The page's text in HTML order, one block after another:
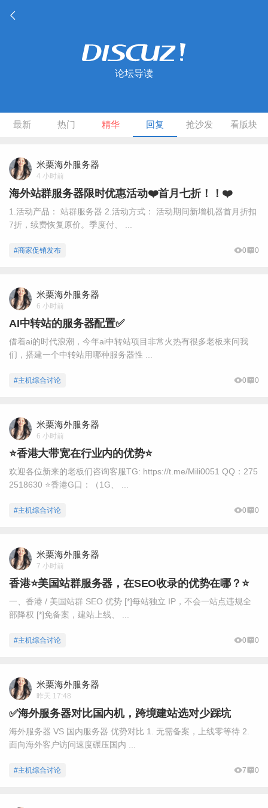
论坛导读
最新 热门 精华 回复 抢沙发 看版块
米栗海外服务器
4 小时前
海外站群服务器限时优惠活动❤️首月七折！！❤️
1.活动产品： 站群服务器 2.活动方式： 活动期间新增机器首月折扣
7折，续费恢复原价。季度付、 ...
#商家促销发布 0 0
米栗海外服务器
6 小时前
AI中转站的服务器配置✅
借着ai的时代浪潮，今年ai中转站项目非常火热有很多老板来问我
们，搭建一个中转站用哪种服务器性 ...
#主机综合讨论 0 0
米栗海外服务器
6 小时前
⭐️香港大带宽在行业内的优势⭐️
欢迎各位新来的老板们咨询客服TG: https://t.me/Mili0051 QQ：275
2518630 ⭐️香港G口：（1G、 ...
#主机综合讨论 0 0
米栗海外服务器
7 小时前
香港⭐️美国站群服务器，在SEO收录的优势在哪？⭐️
一、香港 / 美国站群 SEO 优势 [*]每站独立 IP，不会一站点违规全
部降权 [*]免备案，建站上线、 ...
#主机综合讨论 0 0
米栗海外服务器
昨天 17:48
✅海外服务器对比国内机，跨境建站选对少踩坑
海外服务器 VS 国内服务器 优势对比 1. 无需备案，上线零等待 2.
面向海外客户访问速度碾压国内 ...
#主机综合讨论 7 0